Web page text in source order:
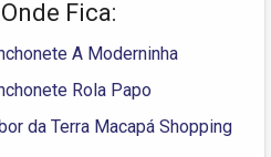
Fica:
A Moderninha
Rola Papo
da Terra Macapá Shopping